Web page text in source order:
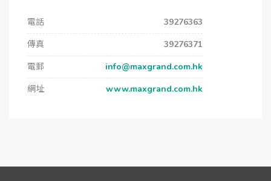
電話
39276363
傳真
39276371
電郵
info@maxgrand.com.hk
網址
www.maxgrand.com.hk